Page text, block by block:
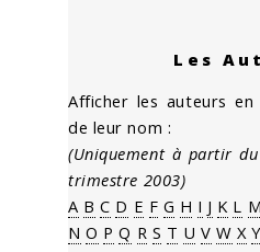
Les
Afficher les auteurs
de leur nom :
(Uniquement à partir
trimestre 2003)
A B C D E F G H I J K L M
N O P Q R S T U V W X Y